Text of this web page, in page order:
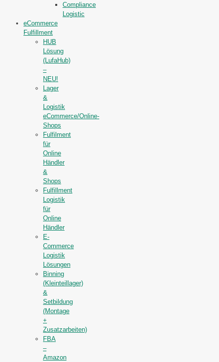
Compliance
Logistic
eCommerce
Fulfillment
HUB
Lösung
(LufaHub)
–
NEU!
Lager
&
Logistik
eCommerce/Online-
Shops
Fulfilment
für
Online
Händler
&
Shops
Fulfillment
Logistik
für
Online
Händler
E-
Commerce
Logistik
Lösungen
Binning
(Kleinteillager)
&
Setbildung
(Montage
+
Zusatzarbeiten)
FBA
–
Amazon